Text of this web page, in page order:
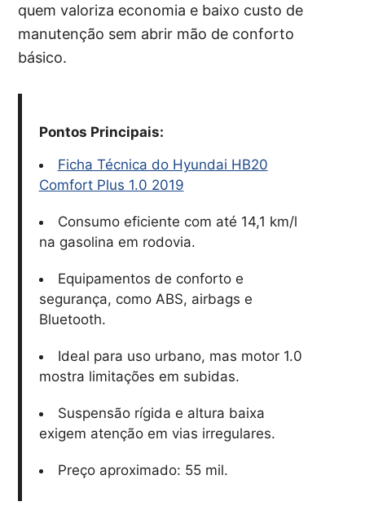
quem valoriza economia e baixo custo de
manutenção sem abrir mão de conforto
básico.
Pontos Principais:
Ficha Técnica do Hyundai HB20
Comfort Plus 1.0 2019
Consumo eficiente com até 14,1 km/l
na gasolina em rodovia.
Equipamentos de conforto e
segurança, como ABS, airbags e
Bluetooth.
Ideal para uso urbano, mas motor 1.0
mostra limitações em subidas.
Suspensão rígida e altura baixa
exigem atenção em vias irregulares.
Preço aproximado: 55 mil.